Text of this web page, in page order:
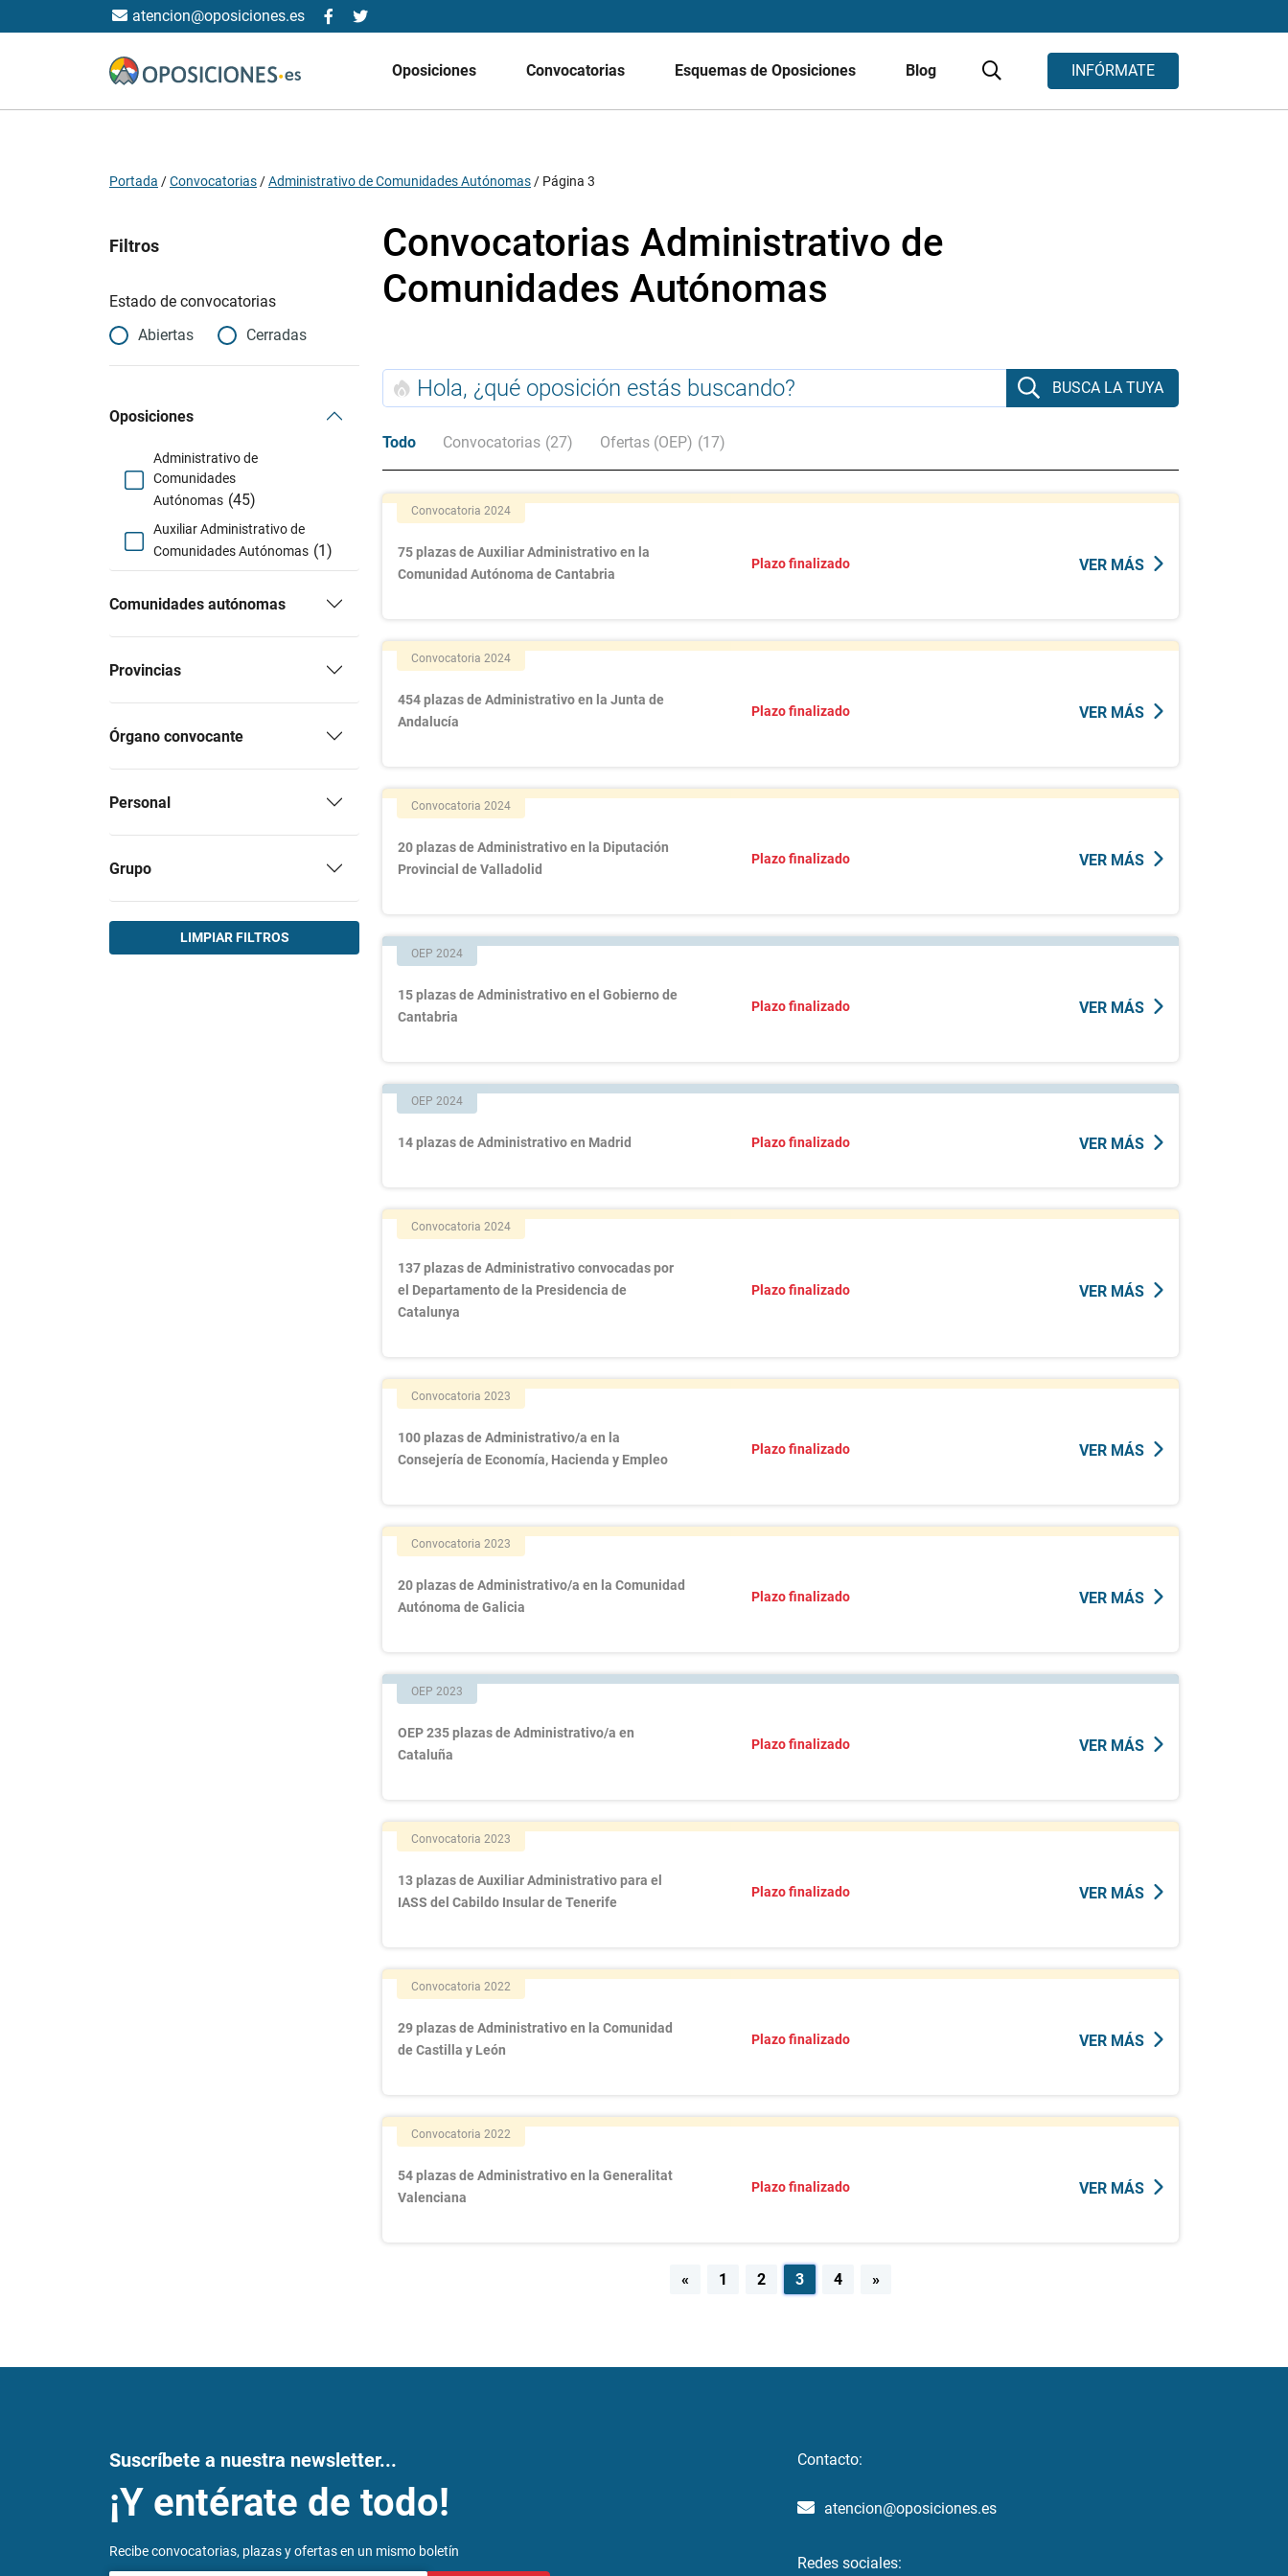
atencion@oposiciones.es
Oposiciones Convocatorias Esquemas de Oposiciones Blog INFÓRMATE
Portada /Convocatorias /Administrativo de Comunidades Autónomas / Página 3
Filtros
Estado de convocatorias
Abiertas
Cerradas
Oposiciones
Administrativo de
Comunidades
Autónomas (45)
Auxiliar Administrativo de
Comunidades Autónomas (1)
Comunidades autónomas
Provincias
Órgano convocante
Personal
Grupo
LIMPIAR FILTROS
Convocatorias Administrativo de
Comunidades Autónomas
Todo Convocatorias (27) Ofertas (OEP) (17)
Convocatoria 2024
75 plazas de Auxiliar Administrativo en la
Comunidad Autónoma de Cantabria
Plazo finalizado VER MÁS
Convocatoria 2024
454 plazas de Administrativo en la Junta de
Andalucía
Plazo finalizado VER MÁS
Convocatoria 2024
20 plazas de Administrativo en la Diputación
Provincial de Valladolid
Plazo finalizado VER MÁS
OEP 2024
15 plazas de Administrativo en el Gobierno de
Cantabria
Plazo finalizado VER MÁS
OEP 2024
14 plazas de Administrativo en Madrid Plazo finalizado VER MÁS
Convocatoria 2024
137 plazas de Administrativo convocadas por
el Departamento de la Presidencia de
Catalunya
Plazo finalizado VER MÁS
Convocatoria 2023
100 plazas de Administrativo/a en la
Consejería de Economía, Hacienda y Empleo
Plazo finalizado VER MÁS
Convocatoria 2023
20 plazas de Administrativo/a en la Comunidad
Autónoma de Galicia
Plazo finalizado VER MÁS
OEP 2023
OEP 235 plazas de Administrativo/a en
Cataluña
Plazo finalizado VER MÁS
Convocatoria 2023
13 plazas de Auxiliar Administrativo para el
IASS del Cabildo Insular de Tenerife
Plazo finalizado VER MÁS
Convocatoria 2022
29 plazas de Administrativo en la Comunidad
de Castilla y León
Plazo finalizado VER MÁS
Convocatoria 2022
54 plazas de Administrativo en la Generalitat
Valenciana
Plazo finalizado VER MÁS
« 1 2 3 4 »
Suscríbete a nuestra newsletter...
¡Y entérate de todo!
Recibe convocatorias, plazas y ofertas en un mismo boletín
Contacto:
atencion@oposiciones.es
Redes sociales: